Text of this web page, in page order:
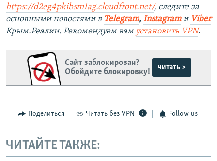
https://d2eg4pkibsm1ag.cloudfront.net/, следите за
основными новостями в Telegram, Instagramи Viber
Крым.Реалии. Рекомендуем вам установить VPN.
Сайт заблокирован?
Обойдите блокировку!
читать >
Поделиться Читать без VPN Follow us
ЧИТАЙТЕ ТАКЖЕ: